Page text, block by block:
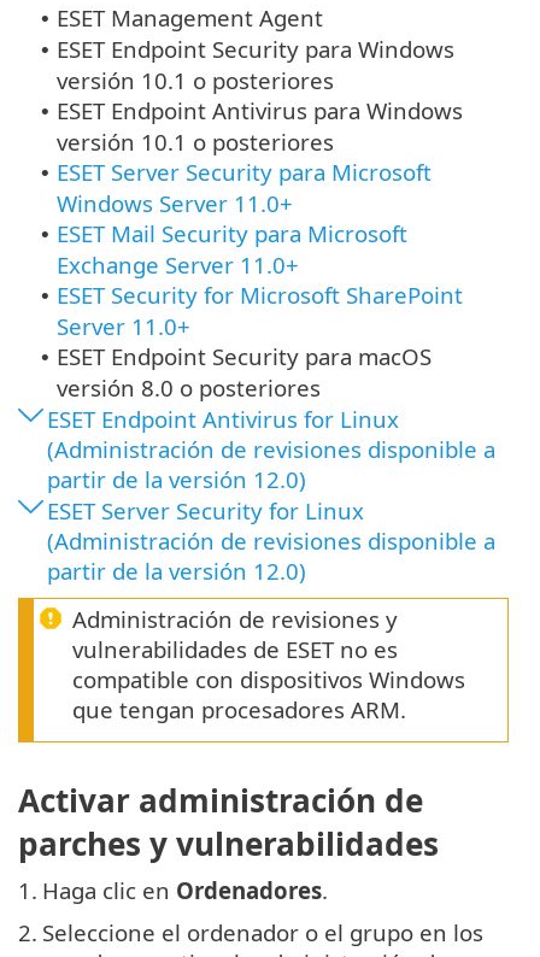
• ESET Management Agent
• ESET Endpoint Security para Windows
versión 10.1 o posteriores
• ESET Endpoint Antivirus para Windows
versión 10.1 o posteriores
• ESET Server Security para Microsoft
Windows Server 11.0+
• ESET Mail Security para Microsoft
Exchange Server 11.0+
• ESET Security for Microsoft SharePoint
Server 11.0+
• ESET Endpoint Security para macOS
versión 8.0 o posteriores
ESET Endpoint Antivirus for Linux
(Administración de revisiones disponible a
partir de la versión 12.0)
ESET Server Security for Linux
(Administración de revisiones disponible a
partir de la versión 12.0)
Administración de revisiones y
vulnerabilidades de ESET no es
compatible con dispositivos Windows
que tengan procesadores ARM.
Activar administración de
parches y vulnerabilidades
1. Haga clic en Ordenadores.
2. Seleccione el ordenador o el grupo en los